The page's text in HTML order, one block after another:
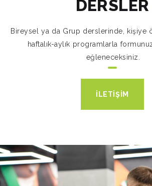
DERSLER
Bireysel ya da Grup derslerinde, kişiye
haftalık-aylık programlarla
eğleneceksiniz.
İLETİŞİM